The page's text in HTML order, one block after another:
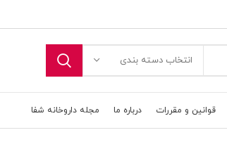
انتخاب دسته بندی
قوانین و مقررات درباره ما مجله داروخانه شفا